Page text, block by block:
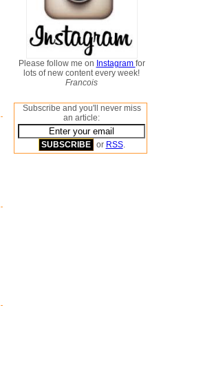
Please follow me on Instagram for
lots of new content every week!
Francois
Subscribe and you'll never miss
an article:
or RSS.